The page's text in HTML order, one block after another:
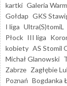
kartki Galeria
Gołdap GKS
I liga Ultra(S)tomiL
Płock III liga
kobiety AS Stomil
Michał Glanowski
Zabrze Zagłębie
Poznań Bogdanka